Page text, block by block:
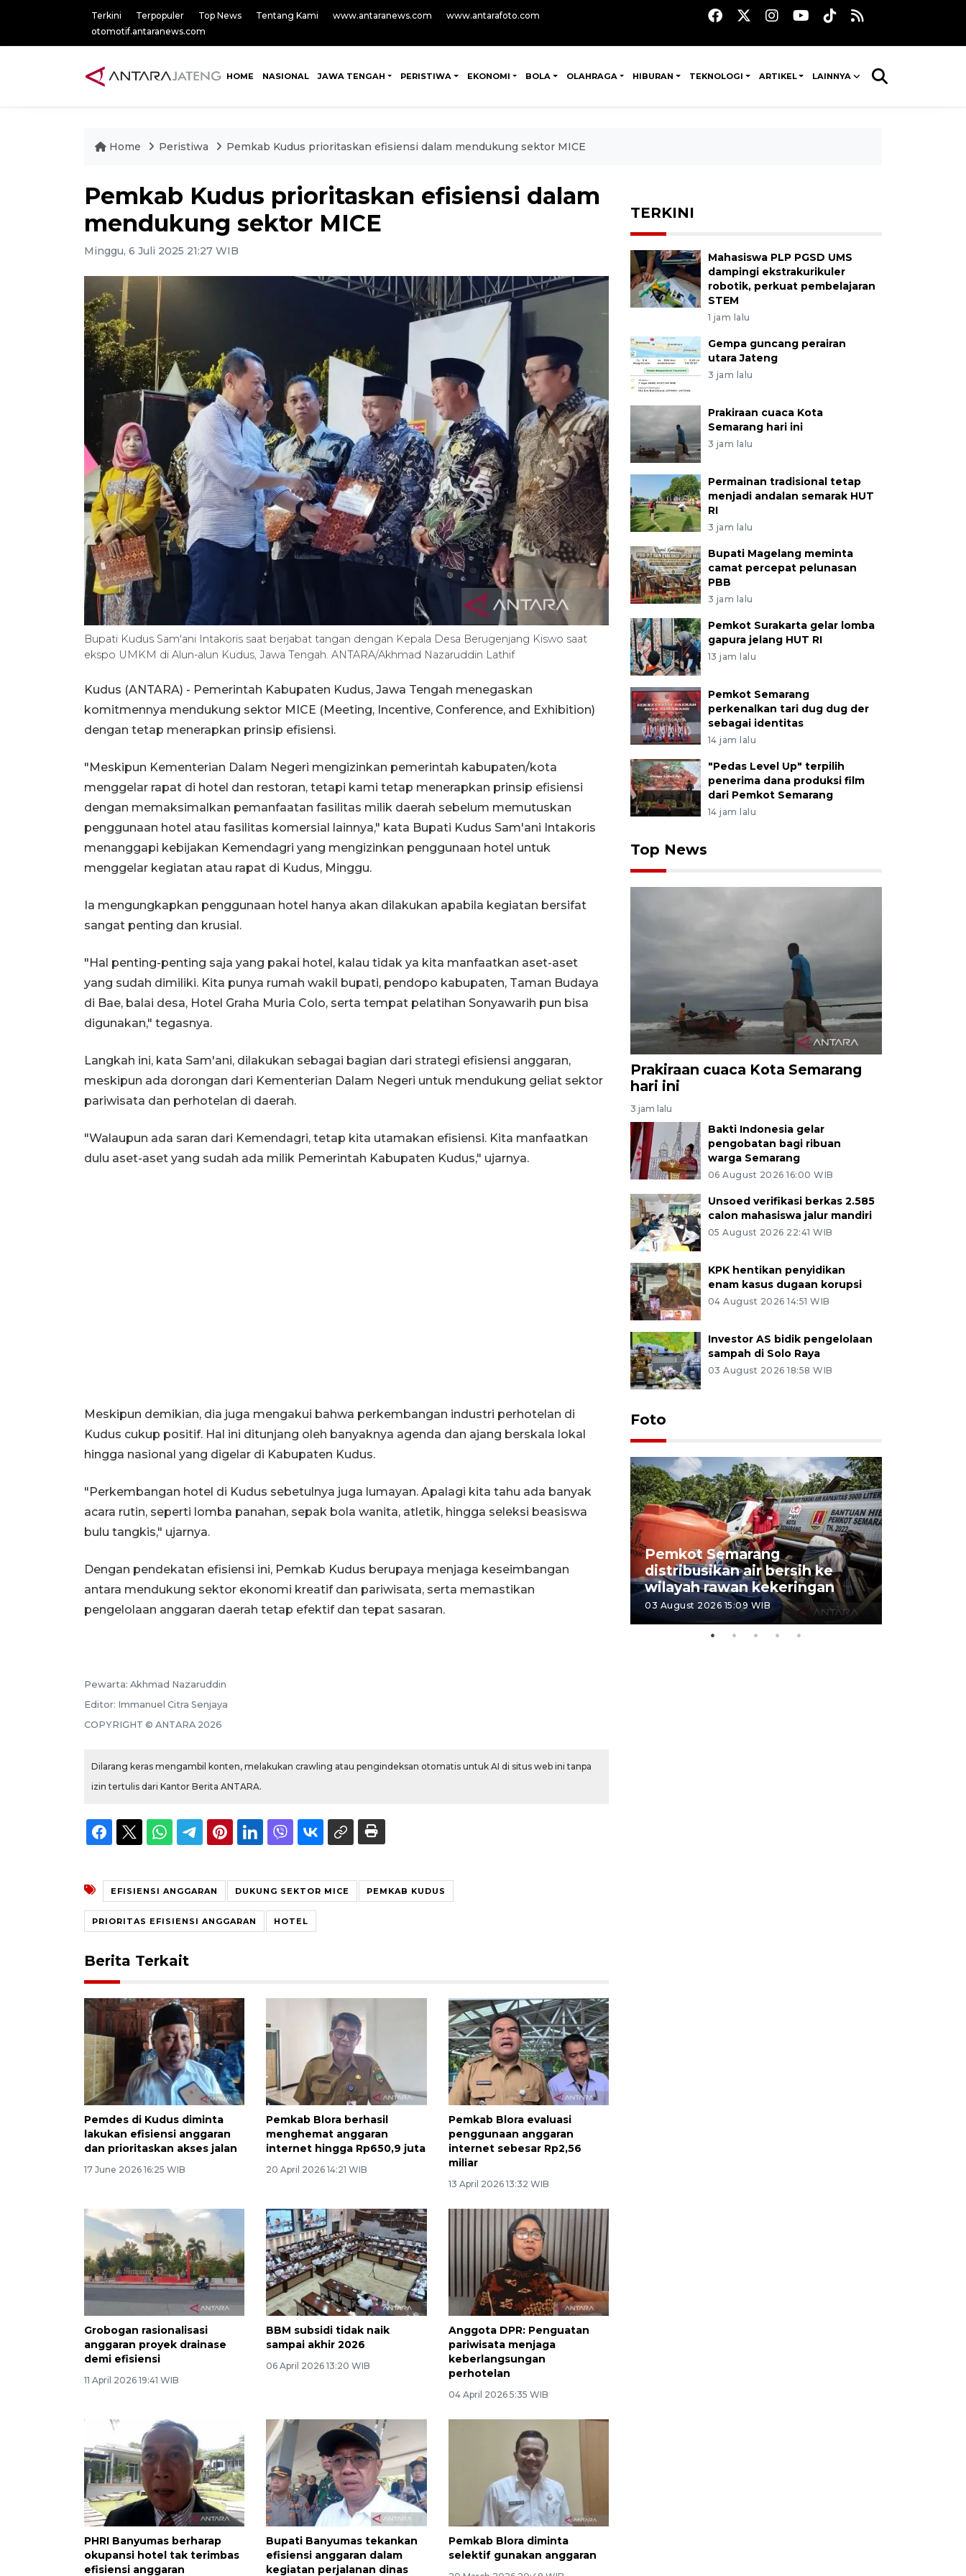
Terkini Terpopuler Top News Tentang Kami www.antaranews.com
www.antarafoto.com
otomotif.antaranews.com
HOME NASIONAL JAWA TENGAH PERISTIWA EKONOMI BOLA OLAHRAGA HIBURAN TEKNOLOGI ARTIKEL LAINNYA
Home Peristiwa Pemkab Kudus prioritaskan efisiensi dalam mendukung sektor MICE
Pemkab Kudus prioritaskan efisiensi dalam
mendukung sektor MICE
Minggu, 6 Juli 2025 21:27 WIB
Bupati Kudus Sam'ani Intakoris saat berjabat tangan dengan Kepala Desa Berugenjang Kiswo saat
ekspo UMKM di Alun-alun Kudus, Jawa Tengah. ANTARA/Akhmad Nazaruddin Lathif
Kudus (ANTARA) - Pemerintah Kabupaten Kudus, Jawa Tengah menegaskan
komitmennya mendukung sektor MICE (Meeting, Incentive, Conference, and Exhibition)
dengan tetap menerapkan prinsip efisiensi.
"Meskipun Kementerian Dalam Negeri mengizinkan pemerintah kabupaten/kota
menggelar rapat di hotel dan restoran, tetapi kami tetap menerapkan prinsip efisiensi
dengan memaksimalkan pemanfaatan fasilitas milik daerah sebelum memutuskan
penggunaan hotel atau fasilitas komersial lainnya," kata Bupati Kudus Sam'ani Intakoris
menanggapi kebijakan Kemendagri yang mengizinkan penggunaan hotel untuk
menggelar kegiatan atau rapat di Kudus, Minggu.
Ia mengungkapkan penggunaan hotel hanya akan dilakukan apabila kegiatan bersifat
sangat penting dan krusial.
"Hal penting-penting saja yang pakai hotel, kalau tidak ya kita manfaatkan aset-aset
yang sudah dimiliki. Kita punya rumah wakil bupati, pendopo kabupaten, Taman Budaya
di Bae, balai desa, Hotel Graha Muria Colo, serta tempat pelatihan Sonyawarih pun bisa
digunakan," tegasnya.
Langkah ini, kata Sam'ani, dilakukan sebagai bagian dari strategi efisiensi anggaran,
meskipun ada dorongan dari Kementerian Dalam Negeri untuk mendukung geliat sektor
pariwisata dan perhotelan di daerah.
"Walaupun ada saran dari Kemendagri, tetap kita utamakan efisiensi. Kita manfaatkan
dulu aset-aset yang sudah ada milik Pemerintah Kabupaten Kudus," ujarnya.
Meskipun demikian, dia juga mengakui bahwa perkembangan industri perhotelan di
Kudus cukup positif. Hal ini ditunjang oleh banyaknya agenda dan ajang berskala lokal
hingga nasional yang digelar di Kabupaten Kudus.
"Perkembangan hotel di Kudus sebetulnya juga lumayan. Apalagi kita tahu ada banyak
acara rutin, seperti lomba panahan, sepak bola wanita, atletik, hingga seleksi beasiswa
bulu tangkis," ujarnya.
Dengan pendekatan efisiensi ini, Pemkab Kudus berupaya menjaga keseimbangan
antara mendukung sektor ekonomi kreatif dan pariwisata, serta memastikan
pengelolaan anggaran daerah tetap efektif dan tepat sasaran.
Pewarta: Akhmad Nazaruddin
Editor: Immanuel Citra Senjaya
COPYRIGHT © ANTARA 2026
Dilarang keras mengambil konten, melakukan crawling atau pengindeksan otomatis untuk AI di situs web ini tanpa
izin tertulis dari Kantor Berita ANTARA.
EFISIENSI ANGGARAN DUKUNG SEKTOR MICE PEMKAB KUDUS
PRIORITAS EFISIENSI ANGGARAN HOTEL
Berita Terkait
Pemdes di Kudus diminta
lakukan efisiensi anggaran
dan prioritaskan akses jalan
17 June 2026 16:25 WIB
Pemkab Blora berhasil
menghemat anggaran
internet hingga Rp650,9 juta
20 April 2026 14:21 WIB
Pemkab Blora evaluasi
penggunaan anggaran
internet sebesar Rp2,56
miliar
13 April 2026 13:32 WIB
Grobogan rasionalisasi
anggaran proyek drainase
demi efisiensi
11 April 2026 19:41 WIB
BBM subsidi tidak naik
sampai akhir 2026
06 April 2026 13:20 WIB
Anggota DPR: Penguatan
pariwisata menjaga
keberlangsungan
perhotelan
04 April 2026 5:35 WIB
PHRI Banyumas berharap
okupansi hotel tak terimbas
efisiensi anggaran
Bupati Banyumas tekankan
efisiensi anggaran dalam
kegiatan perjalanan dinas
Pemkab Blora diminta
selektif gunakan anggaran
TERKINI
Mahasiswa PLP PGSD UMS
dampingi ekstrakurikuler
robotik, perkuat pembelajaran
STEM
1 jam lalu
Gempa guncang perairan
utara Jateng
3 jam lalu
Prakiraan cuaca Kota
Semarang hari ini
3 jam lalu
Permainan tradisional tetap
menjadi andalan semarak HUT
RI
3 jam lalu
Bupati Magelang meminta
camat percepat pelunasan
PBB
3 jam lalu
Pemkot Surakarta gelar lomba
gapura jelang HUT RI
13 jam lalu
Pemkot Semarang
perkenalkan tari dug dug der
sebagai identitas
14 jam lalu
"Pedas Level Up" terpilih
penerima dana produksi film
dari Pemkot Semarang
14 jam lalu
Top News
Prakiraan cuaca Kota Semarang
hari ini
3 jam lalu
Bakti Indonesia gelar
pengobatan bagi ribuan
warga Semarang
06 August 2026 16:00 WIB
Unsoed verifikasi berkas 2.585
calon mahasiswa jalur mandiri
05 August 2026 22:41 WIB
KPK hentikan penyidikan
enam kasus dugaan korupsi
04 August 2026 14:51 WIB
Investor AS bidik pengelolaan
sampah di Solo Raya
03 August 2026 18:58 WIB
Foto
Waduk Delingan Karanganyar
menyusut
27 July 2026 20:07 WIB
Pemkot Semarang
distribusikan air bersih ke
wilayah rawan kekeringan
03 August 2026 15:09 WIB